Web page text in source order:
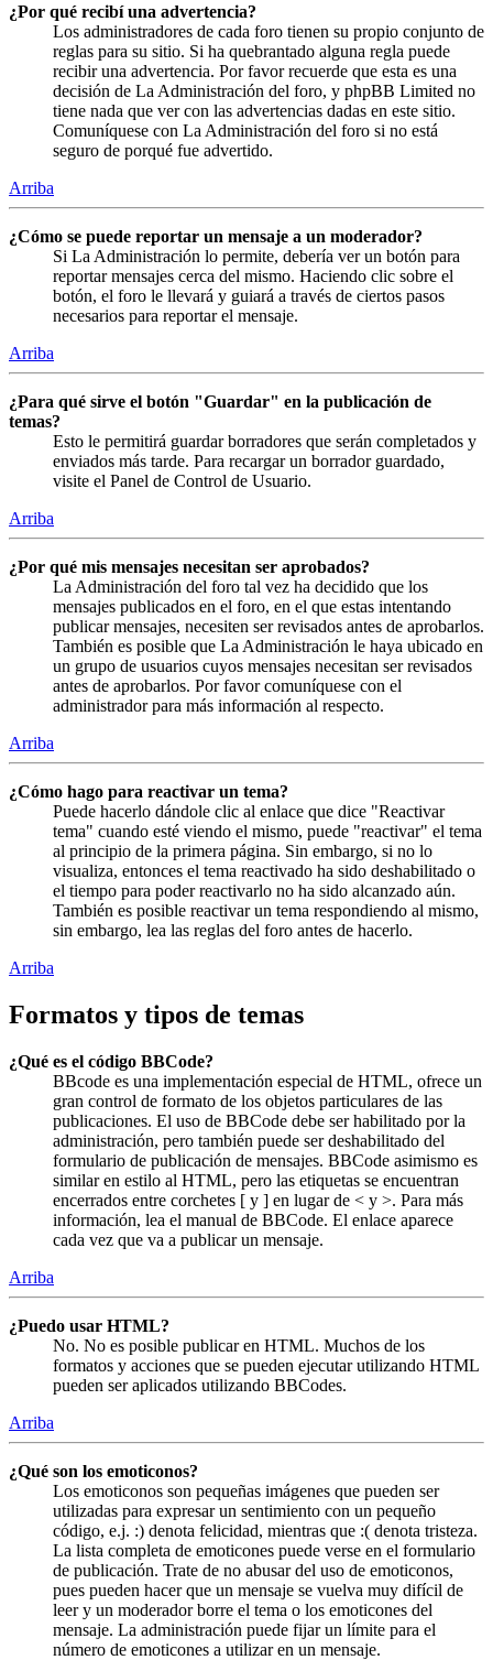
¿Por qué recibí una advertencia?
Los administradores de cada foro tienen su propio conjunto de
reglas para su sitio. Si ha quebrantado alguna regla puede
recibir una advertencia. Por favor recuerde que esta es una
decisión de La Administración del foro, y phpBB Limited no
tiene nada que ver con las advertencias dadas en este sitio.
Comuníquese con La Administración del foro si no está
seguro de porqué fue advertido.
Arriba
¿Cómo se puede reportar un mensaje a un moderador?
Si La Administración lo permite, debería ver un botón para
reportar mensajes cerca del mismo. Haciendo clic sobre el
botón, el foro le llevará y guiará a través de ciertos pasos
necesarios para reportar el mensaje.
Arriba
¿Para qué sirve el botón "Guardar" en la publicación de
temas?
Esto le permitirá guardar borradores que serán completados y
enviados más tarde. Para recargar un borrador guardado,
visite el Panel de Control de Usuario.
Arriba
¿Por qué mis mensajes necesitan ser aprobados?
La Administración del foro tal vez ha decidido que los
mensajes publicados en el foro, en el que estas intentando
publicar mensajes, necesiten ser revisados antes de aprobarlos.
También es posible que La Administración le haya ubicado en
un grupo de usuarios cuyos mensajes necesitan ser revisados
antes de aprobarlos. Por favor comuníquese con el
administrador para más información al respecto.
Arriba
¿Cómo hago para reactivar un tema?
Puede hacerlo dándole clic al enlace que dice "Reactivar
tema" cuando esté viendo el mismo, puede "reactivar" el tema
al principio de la primera página. Sin embargo, si no lo
visualiza, entonces el tema reactivado ha sido deshabilitado o
el tiempo para poder reactivarlo no ha sido alcanzado aún.
También es posible reactivar un tema respondiendo al mismo,
sin embargo, lea las reglas del foro antes de hacerlo.
Arriba
Formatos y tipos de temas
¿Qué es el código BBCode?
BBcode es una implementación especial de HTML, ofrece un
gran control de formato de los objetos particulares de las
publicaciones. El uso de BBCode debe ser habilitado por la
administración, pero también puede ser deshabilitado del
formulario de publicación de mensajes. BBCode asimismo es
similar en estilo al HTML, pero las etiquetas se encuentran
encerrados entre corchetes [ y ] en lugar de < y >. Para más
información, lea el manual de BBCode. El enlace aparece
cada vez que va a publicar un mensaje.
Arriba
¿Puedo usar HTML?
No. No es posible publicar en HTML. Muchos de los
formatos y acciones que se pueden ejecutar utilizando HTML
pueden ser aplicados utilizando BBCodes.
Arriba
¿Qué son los emoticonos?
Los emoticonos son pequeñas imágenes que pueden ser
utilizadas para expresar un sentimiento con un pequeño
código, e.j. :) denota felicidad, mientras que :( denota tristeza.
La lista completa de emoticones puede verse en el formulario
de publicación. Trate de no abusar del uso de emoticonos,
pues pueden hacer que un mensaje se vuelva muy difícil de
leer y un moderador borre el tema o los emoticones del
mensaje. La administración puede fijar un límite para el
número de emoticones a utilizar en un mensaje.